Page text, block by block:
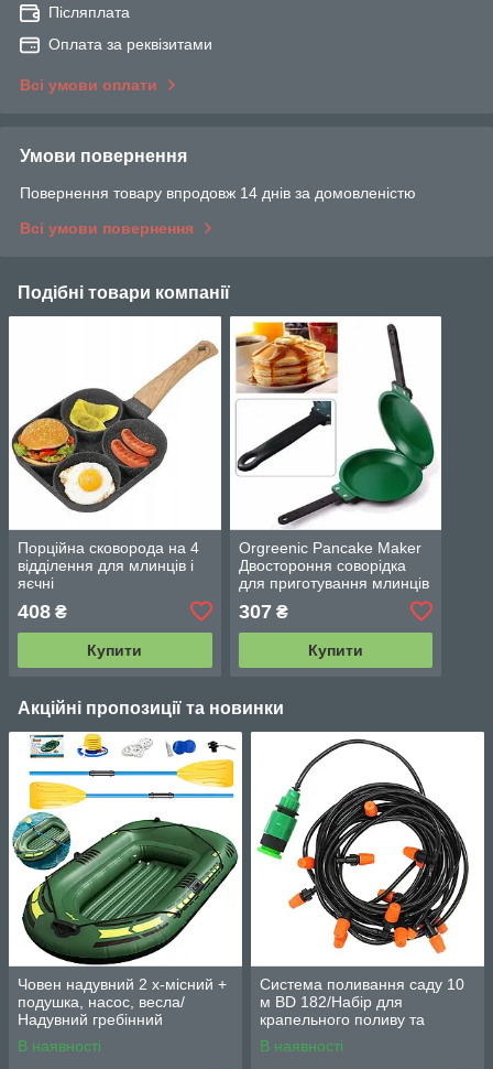
Післяплата
Оплата за реквізитами
Всі умови оплати
Умови повернення
Повернення товару впродовж 14 днів за домовленістю
Всі умови повернення
Подібні товари компанії
Порційна сковорода на 4
відділення для млинців і
яєчні
408 ₴
Купити
Orgreenic Pancake Maker
Двостороння cоворідка
для приготування млинців
307₴
Купити
Акційні пропозиції та новинки
Човен надувний 2 х-місний +
подушка, насос, весла/
Надувний гребінний
двомісний гумовий човен
180/98см
В наявності
Система поливання саду 10
м BD 182/Набір для
крапельного поливу та
охолодження/комплект для
поливання
В наявності